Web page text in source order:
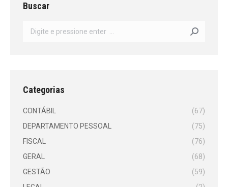
Buscar
Categorias
CONTÁBIL
(67)
DEPARTAMENTO PESSOAL
(75)
FISCAL
(76)
GERAL
(68)
GESTÃO
(59)